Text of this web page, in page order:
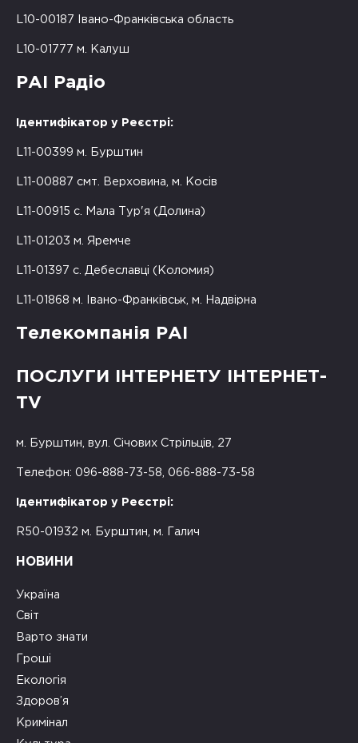
L10-00187 Івано-Франківська область
L10-01777 м. Калуш
РАІ Радіо
Ідентифікатор у Реєстрі:
L11-00399 м. Бурштин
L11-00887 смт. Верховина, м. Косів
L11-00915 с. Мала Тур'я (Долина)
L11-01203 м. Яремче
L11-01397 с. Дебеславці (Коломия)
L11-01868 м. Івано-Франківськ, м. Надвірна
Телекомпанія РАІ
ПОСЛУГИ ІНТЕРНЕТУ ІНТЕРНЕТ-
TV
м. Бурштин, вул. Січових Стрільців, 27
Телефон: 096-888-73-58, 066-888-73-58
Ідентифікатор у Реєстрі:
R50-01932 м. Бурштин, м. Галич
НОВИНИ
Україна
Світ
Варто знати
Гроші
Екологія
Здоров’я
Кримінал